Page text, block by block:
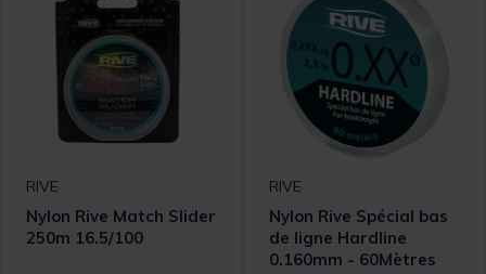
RIVE
Nylon Rive Match Slider
250m 16.5/100
RIVE
Nylon Rive Spécial bas
de ligne Hardline
0.160mm - 60Mètres